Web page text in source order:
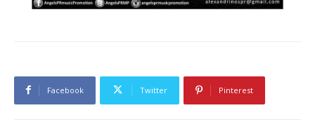
Facebook Twitter Pinterest